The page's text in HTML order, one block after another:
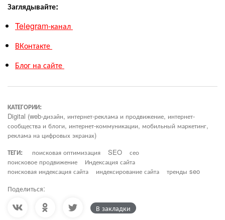
Заглядывайте:
Telegram-канал
ВКонтакте
Блог на сайте
КАТЕГОРИИ:
Digital (web-дизайн, интернет-реклама и продвижение, интернет-
сообщества и блоги, интернет-коммуникации, мобильный маркетинг,
реклама на цифровых экранах)
ТЕГИ:
поисковая оптимизация SEO
сео
поисковое продвижение
Индексация сайта
поисковая индексация сайта
индексирование сайта тренды seo
Поделиться:
В закладки